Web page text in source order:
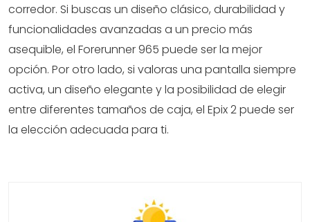
corredor. Si buscas un diseño clásico, durabilidad y
funcionalidades avanzadas a un precio más
asequible, el Forerunner 965 puede ser la mejor
opción. Por otro lado, si valoras una pantalla siempre
activa, un diseño elegante y la posibilidad de elegir
entre diferentes tamaños de caja, el Epix 2 puede ser
la elección adecuada para ti.